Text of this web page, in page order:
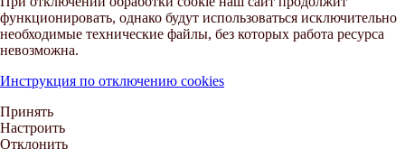
функционировать, однако будут использоваться исключительно
необходимые технические файлы, без которых работа ресурса
невозможна.
Инструкция по отключению cookies
Принять
Настроить
Отклонить